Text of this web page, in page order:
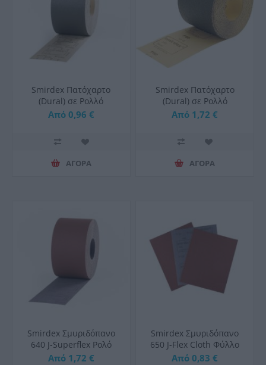
Smirdex Πατόχαρτο
(Dural) σε Ρολλό
Η115mmX1000mm
Από 0,96 €
ΑΓΟΡΑ
Smirdex Πατόχαρτο
(Dural) σε Ρολλό
Η200mmX1000mm
Από 1,72 €
ΑΓΟΡΑ
Smirdex Σμυριδόπανο
640 J-Superflex Ρολό
120mmx1000mm
Από 1,72 €
Smirdex Σμυριδόπανο
650 J-Flex Cloth Φύλλο
Λείανσης 230x280mm
Από 0,83 €